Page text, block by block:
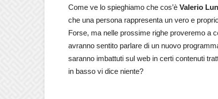
Come ve lo spieghiamo che cos’è Valerio
che una persona rappresenta un vero e
Forse, ma nelle prossime righe proveremo a
avranno sentito parlare di un nuovo
saranno imbattuti sul web in certi contenuti
in basso vi dice niente?